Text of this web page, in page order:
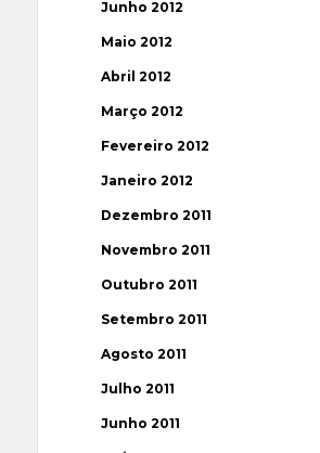
Junho 2012
Maio 2012
Abril 2012
Março 2012
Fevereiro 2012
Janeiro 2012
Dezembro 2011
Novembro 2011
Outubro 2011
Setembro 2011
Agosto 2011
Julho 2011
Junho 2011